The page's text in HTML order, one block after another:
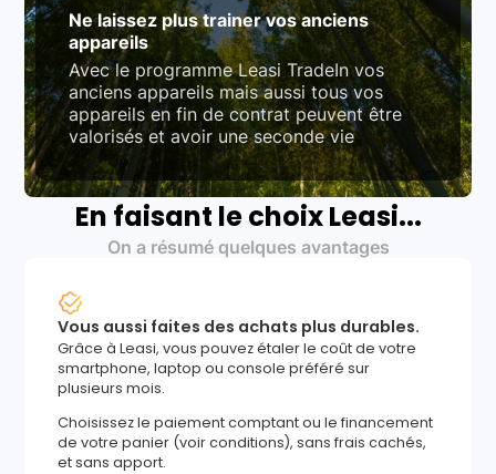
Ne laissez plus trainer vos anciens
appareils
Avec le programme Leasi TradeIn vos
anciens appareils mais aussi tous vos
appareils en fin de contrat peuvent être
valorisés et avoir une seconde vie
En faisant le choix Leasi...
On a résumé quelques avantages
Vous aussi faites des achats plus durables.
Grâce à Leasi, vous pouvez étaler le coût de votre
smartphone, laptop ou console préféré sur
plusieurs mois.
Choisissez le paiement comptant ou le financement
de votre panier (voir conditions), sans frais cachés,
et sans apport.